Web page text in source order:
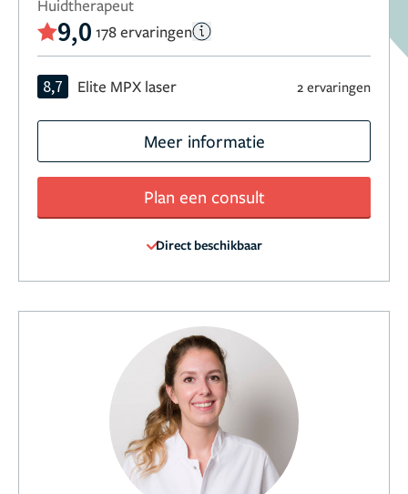
Huidtherapeut
9,0 178 ervaringen
8,7 Elite MPX laser 2 ervaringen
Meer informatie
Plan een consult
Direct beschikbaar